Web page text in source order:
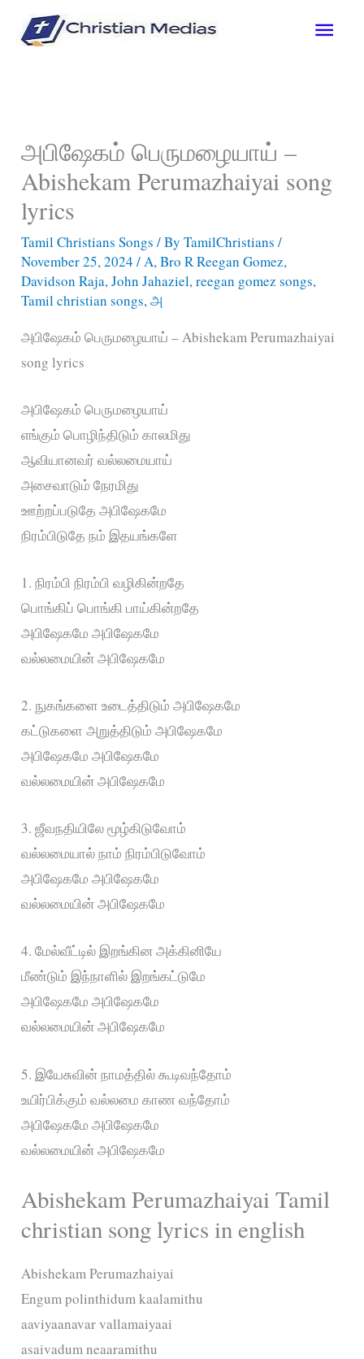
Main
அபிஷேகம் பெருமழையாய் –
Abishekam Perumazhaiyai song
lyrics
Tamil Christians Songs / ByTamilChristians/
November 25, 2024/ A,Bro R Reegan Gomez,
Davidson Raja,John Jahaziel,reegan gomez songs,
Tamil christian songs,அ
அபிஷேகம் பெருமழையாய் – Abishekam Perumazhaiyai
song lyrics
அபிஷேகம் பெருமழையாய்
எங்கும் பொழிந்திடும் காலமிது
ஆவியானவர் வல்லமையாய்
அசைவாடும் நேரமிது
ஊற்றப்படுதே அபிஷேகமே
நிரம்பிடுதே நம் இதயங்களே
1. நிரம்பி நிரம்பி வழிகின்றதே
பொங்கிப் பொங்கி பாய்கின்றதே
அபிஷேகமே அபிஷேகமே
வல்லமையின் அபிஷேகமே
2. நுகங்களை உடைத்திடும் அபிஷேகமே
கட்டுகளை அறுத்திடும் அபிஷேகமே
அபிஷேகமே அபிஷேகமே
வல்லமையின் அபிஷேகமே
3. ஜீவநதியிலே மூழ்கிடுவோம்
வல்லமையால் நாம் நிரம்பிடுவோம்
அபிஷேகமே அபிஷேகமே
வல்லமையின் அபிஷேகமே
4. மேல்வீட்டில் இறங்கின அக்கினியே
மீண்டும் இந்நாளில் இறங்கட்டுமே
அபிஷேகமே அபிஷேகமே
வல்லமையின் அபிஷேகமே
5. இயேசுவின் நாமத்தில் கூடிவந்தோம்
உயிர்பிக்கும் வல்லமை காண வந்தோம்
அபிஷேகமே அபிஷேகமே
வல்லமையின் அபிஷேகமே
Abishekam Perumazhaiyai Tamil
christian song lyrics in english
Abishekam Perumazhaiyai
Engum polinthidum kaalamithu
aaviyaanavar vallamaiyaai
asaivadum neaaramithu